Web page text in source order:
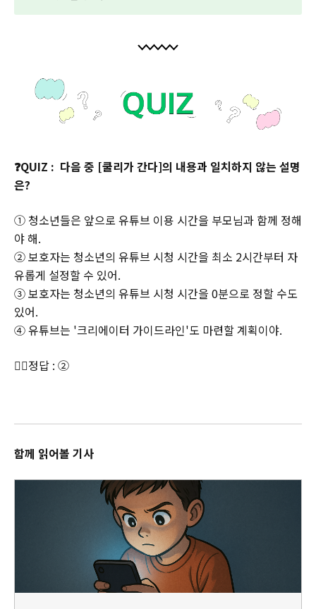
❓QUIZ : 다음 중 [쿨리가 간다]의 내용과 일치하지 않는 설명
은?
① 청소년들은 앞으로 유튜브 이용 시간을 부모님과 함께 정해
야 해.
② 보호자는 청소년의 유튜브 시청 시간을 최소 2시간부터 자
유롭게 설정할 수 있어.
③ 보호자는 청소년의 유튜브 시청 시간을 0분으로 정할 수도
있어.
④ 유튜브는 '크리에이터 가이드라인'도 마련할 계획이야.
👉🏻정답 : ②
함께 읽어볼 기사